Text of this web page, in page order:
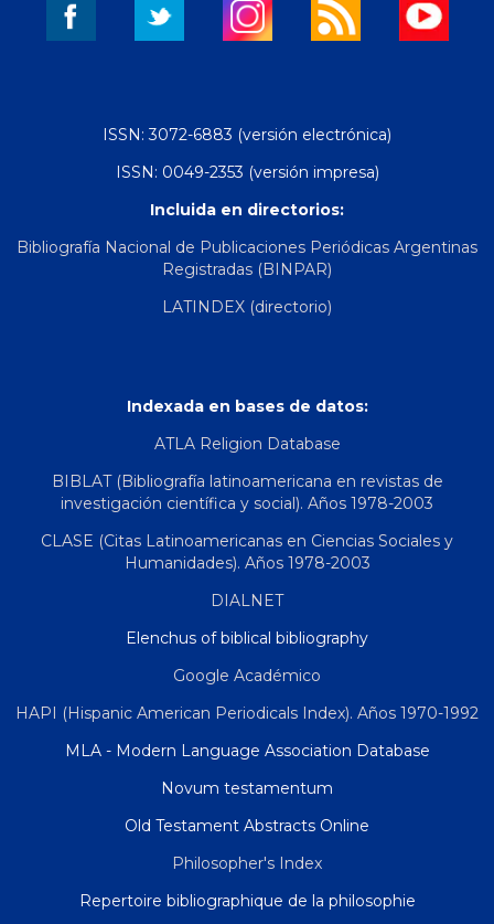
ISSN: 3072-6883 (versión electrónica)
ISSN: 0049-2353 (versión impresa)
Incluida en directorios:
Bibliografía Nacional de Publicaciones Periódicas Argentinas
Registradas (BINPAR)
LATINDEX (directorio)
Indexada en bases de datos:
ATLA Religion Database
BIBLAT (Bibliografía latinoamericana en revistas de
investigación científica y social). Años 1978-2003
CLASE (Citas Latinoamericanas en Ciencias Sociales y
Humanidades). Años 1978-2003
DIALNET
Elenchus of biblical bibliography
Google Académico
HAPI (Hispanic American Periodicals Index). Años 1970-1992
MLA - Modern Language Association Database
Novum testamentum
Old Testament Abstracts Online
Philosopher's Index
Repertoire bibliographique de la philosophie